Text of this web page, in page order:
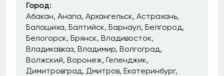
Город:
Абакан Анапа Архангельск Астрахань
Балашиха Балтийск Барнаул Белгород
Белогорск Брянск Владивосток
Владикавказ Владимир Волгоград
Волжский Воронеж Геленджик
Димитровград Дмитров Екатеринбург